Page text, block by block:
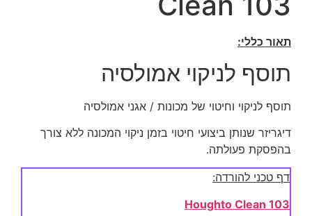
תאור כללי:
תוסף לניקוי אמולסיה
תוסף לניקוי וחיטוי של מכונות / אגני אמולסיה
דיגריזר שנותן ביצועי חיטוי בזמן ניקוי המכונה ללא צורך
בהפסקת פעולתה.
דף טכני להורדה:
Houghto Clean 103